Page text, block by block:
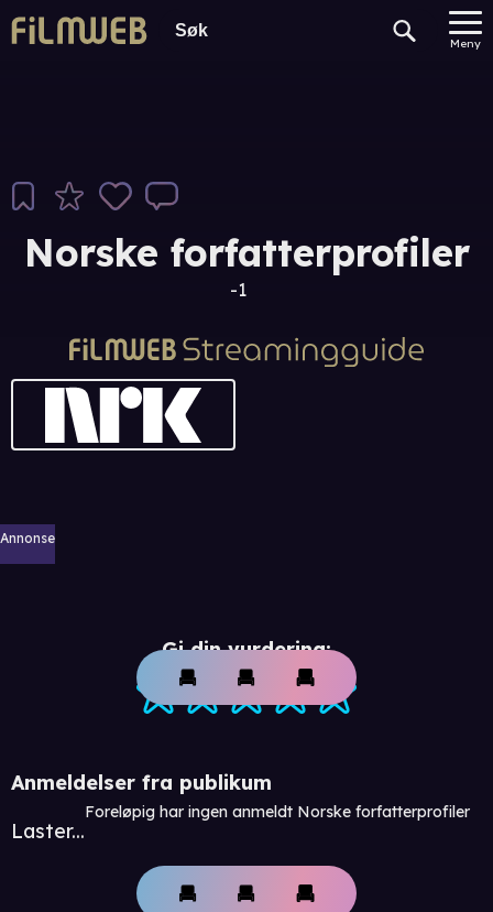
Meny
Norske forfatterprofiler
-1
Annonse
Gi din vurdering:
Anmeldelser fra publikum
Laster...
Foreløpig har ingen anmeldt Norske forfatterprofiler